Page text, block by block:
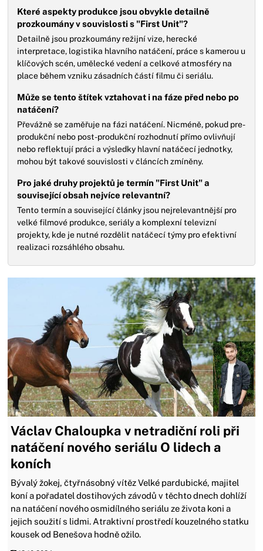
Které aspekty produkce jsou obvykle detailně
prozkoumány v souvislosti s "First Unit"?
Detailně jsou prozkoumány režijní vize, herecké
interpretace, logistika hlavního natáčení, práce s kamerou u
klíčových scén, umělecké vedení a celkové atmosféry na
place během vzniku zásadních částí filmu či seriálu.
Může se tento štítek vztahovat i na fáze před nebo po
natáčení?
Převážně se zaměřuje na fázi natáčení. Nicméně, pokud pre-
produkční nebo post-produkční rozhodnutí přímo ovlivňují
nebo reflektují práci a výsledky hlavní natáčecí jednotky,
mohou být takové souvislosti v článcích zmíněny.
Pro jaké druhy projektů je termín "First Unit" a
související obsah nejvíce relevantní?
Tento termín a související články jsou nejrelevantnější pro
velké filmové produkce, seriály a komplexní televizní
projekty, kde je nutné rozdělit natáčecí týmy pro efektivní
realizaci rozsáhlého obsahu.
Václav Chaloupka v netradiční roli při
natáčení nového seriálu O lidech a
koních
Bývalý žokej, čtyřnásobný vítěz Velké pardubické, majitel
koní a pořadatel dostihových závodů v těchto dnech dohlíží
na natáčení nového osmidílného seriálu ze života koni a
jejich soužití s lidmi. Atraktivní prostředí kouzelného statku
kousek od Benešova hodně ožilo.